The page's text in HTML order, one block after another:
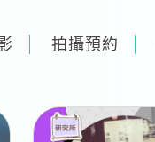
拍攝預約